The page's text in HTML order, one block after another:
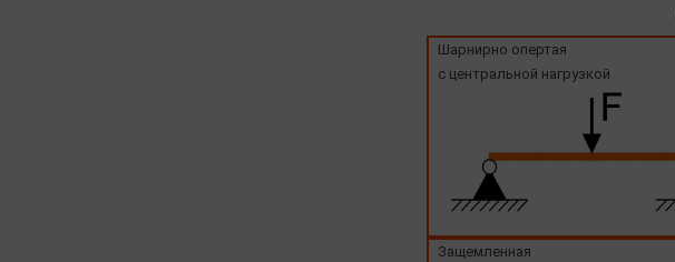
Шарнирно опертая
с центральной нагрузкой
Защемленная